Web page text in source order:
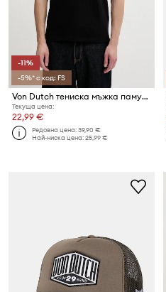
-11%
-5%* с код: FS
Von Dutch тениска мъжка памучна
Текуща цена:
22,99 €
Редовна цена:39,90 €
Най-ниска цена:25,99 €